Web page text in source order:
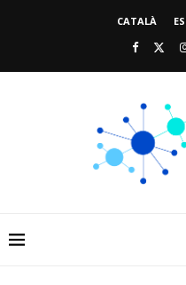
CATALÀ